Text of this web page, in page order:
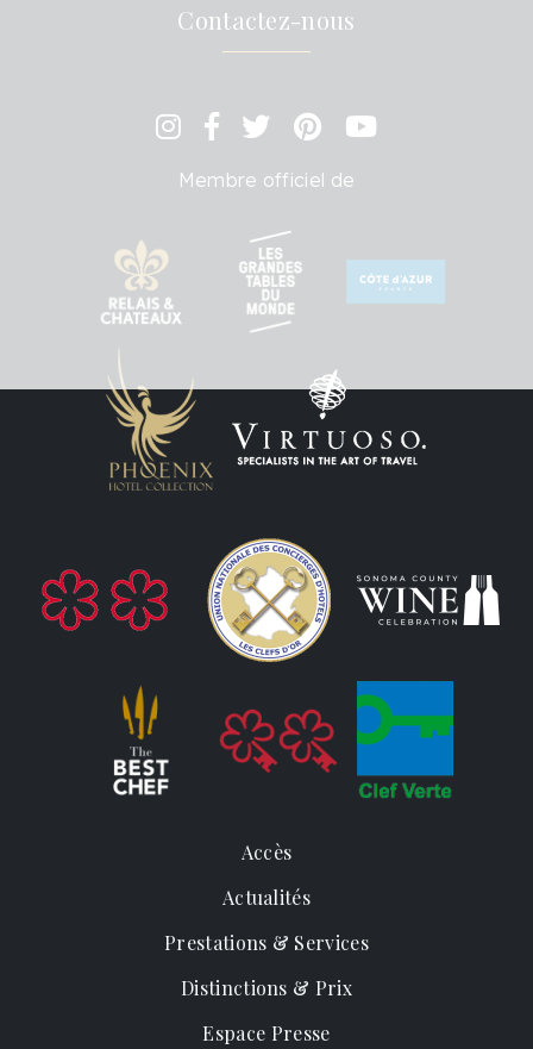
Contactez-nous
Membre officiel de
Accès
Actualités
Prestations & Services
Distinctions & Prix
Espace Presse